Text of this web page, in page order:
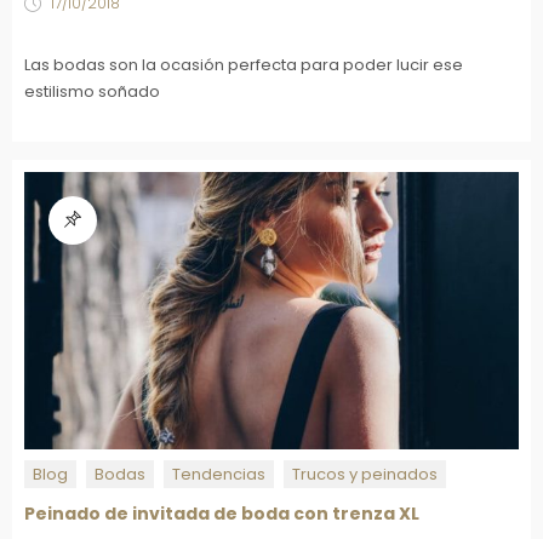
Las bodas son la ocasión perfecta para poder lucir ese
estilismo soñado
Blog Bodas Tendencias Trucos y peinados
Peinado de invitada de boda con trenza XL